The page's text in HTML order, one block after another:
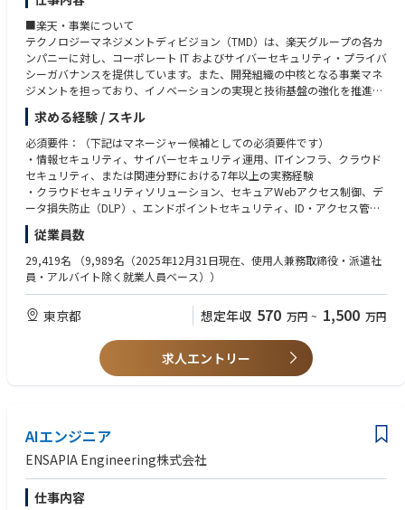
強化活動も行っていただきます。
具体的には実行施策の振り返り及び示唆の共有、媒体の最新情報や最新事
例のキャッチアップと共有、メンバーの育成などを行っていただき、全社
横断マーケティング部の組織強化に貢献いただきます。
・デジタル系の広告代理店にて、広告運用経験が豊富な方
・様々な業種の広告運用経験を持つ方
・広告の効果計測やデータ分析に豊富な知識を持つ方(Adjust、Appsflyer
等)
・組織またはチームメンバーのマネジメント/育成経験
・デジタル広告に限らない幅広いWEBマーケティングのご経験/知識があ
る方 (GoogleAnalytics、SEO、CRM等)
◆求める人物像
・事業にコミットし、深いサービス理解・顧客理解をもとに事業を伸ばし
ていきたい方
・最新の情報、トレンド、業界情報をキャッチアップする情報感度・知的
好奇心がある方
・デジタルマーケティング領域の強みを伸長させながら、キャリアアップ
を行いたい方
・フットワーク軽く、自身で手を動かして業務を推進できる方
・データや数字への関心を持ち、分析結果に基づいて施策を改善すること
にこだわりを持てる方
・データ（定量情報）だけでなく、お客様の声（定性情報）にも真摯に耳
を傾け、施策の深堀りと改善に活かせるマインドを持つ方
・困難な状況においても事業成長を意識し、数字改善や達成に粘り強く取
・未経験の分野でも、積極的に新しい知識やスキルを習得する意欲がある
■楽天・事業について
テクノロジーマネジメントディビジョン（TMD）は、楽天グループの各カ
ンパニーに対し、コーポレート IT およびサイバーセキュリティ・プライバ
シーガバナンスを提供しています。また、開発組織の中核となる事業マネ
ジメントを担っており、イノベーションの実現と技術基盤の強化を推進し
ています。
■部署・サービスについて
本ポジションは、情報セキュリティ・プライバシーガバナンス部内のITセ
キュリティグループに所属します。ITセキュリティグループは、組織が保
有する情報資産を安全に保護するための施策の企画・運用を担っていま
す。また、各部門と連携しながら、情報セキュリティに関するベストプラ
■業務内容
ITセキュリティグループのVice Managerとして、組織全体の情報セキュリ
ティプログラムの維持・向上において重要な役割を担っていただきます。
主な業務：
報セキュリティガバナンスに関連するセキュリティサービスやプロセスの
管理が含まれます。
・また、日常的なセキュリティ運用の管理、セキュリティ関連プロジェク
トの推進、セキュリティサービスの運用管理、ならびに自動化を活用した
業務改善にも携わっていただきます。
・グローバルチームとの協業を通じて、セキュリティ施策の推進、運用課
題の解決、既存セキュリティ対策の改善を行うほか、チーム運営の支援や
求める経験 / スキル
必須要件：（下記はマネージャー候補としての必須要件です）
・情報セキュリティ、サイバーセキュリティ運用、ITインフラ、クラウド
セキュリティ、または関連分野における7年以上の実務経験
・クラウドセキュリティソリューション、セキュアWebアクセス制御、デ
ータ損失防止（DLP）、エンドポイントセキュリティ、ID・アクセス管理
（IAM）などのセキュリティ技術やサービスの運用・管理経験
・リスク管理、セキュリティ運用、インシデント対応、セキュリティポリ
シーの導入・運用を含む情報セキュリティに関する幅広い知識
・プロジェクトのリード経験、または複数チームを横断したセキュリティ
非技術部門の双方と円滑に連携できること
・技術・非技術問わず、多様なステークホルダーと円滑なコミュニケーシ
ョンを取り、協働できる能力。
・TOEIC 800点以上、かつ日本語・英語ともにビジネスレベル以上の読み
書き・会話能力
・CISSP、CISM、CCSP、Security+、ITIL、PMP等の情報セキュリティま
たはプロジェクトマネジメント関連資格
・セキュリティ監視、セキュリティアセスメント、クラウド技術、自動
化、エンタープライズ向けセキュリティプラットフォームに関する経験
・大規模企業またはグローバル企業での業務経験
従業員数
29,419名
（9,989名（2025年12月31日現在、使用人兼務取締役・派遣社
員・アルバイト除く就業人員ベース））
東京都 想定年収 570 万円 ~ 1,500 万円
求人エントリー
AIエンジニア
ENSAPIA Engineering株式会社
仕事内容